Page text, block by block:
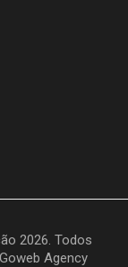
2026. Todos
Goweb Agency